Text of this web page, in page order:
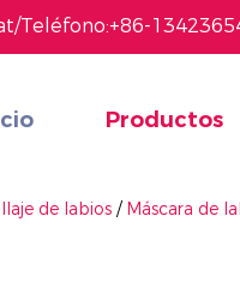
Teléfono:+86-
Productos
de labios / Máscara de